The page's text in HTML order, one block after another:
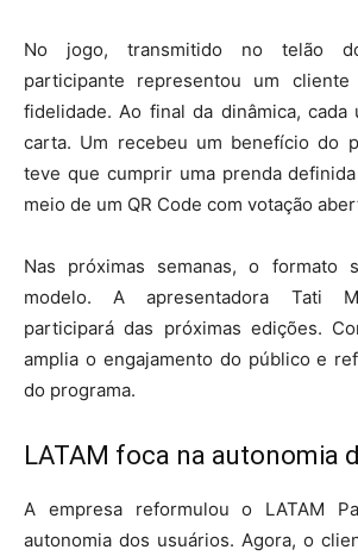
No jogo, transmitido no telão
participante representou um
fidelidade. Ao final da dinâmica, cada
carta. Um recebeu um benefício do
teve que cumprir uma prenda
meio de um QR Code com votação
Nas próximas semanas, o formato
modelo. A apresentadora Tati
participará das próximas edições.
amplia o engajamento do público e
do programa.
LATAM foca na autonomia
A empresa reformulou o LATAM
autonomia dos usuários. Agora, o